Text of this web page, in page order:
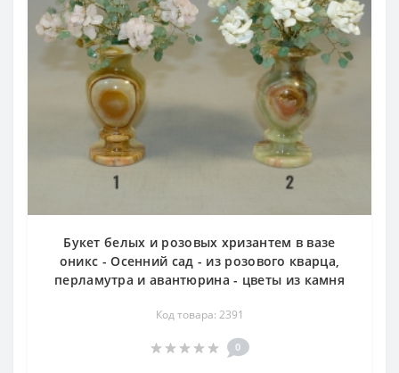
Букет белых и розовых хризантем в вазе
оникс - Осенний сад - из розового кварца,
перламутра и авантюрина - цветы из камня
Код товара: 2391
0